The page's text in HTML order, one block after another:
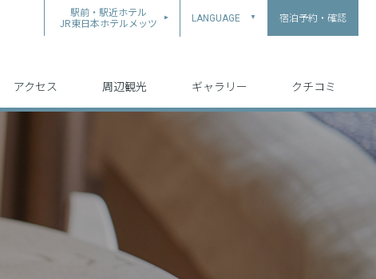
駅前・駅近ホテル
JR東日本ホテルメッツ
LANGUAGE ▲ 宿泊予約・確認
アクセス 周辺観光 ギャラリー クチコミ